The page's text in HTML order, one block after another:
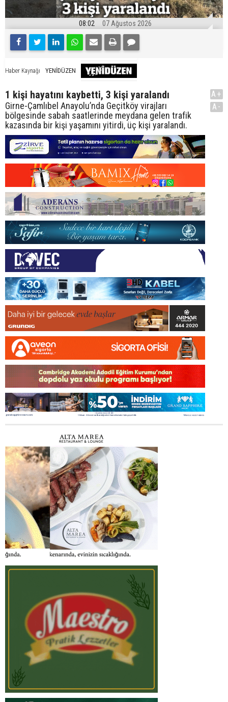
08:02 07 Ağustos 2026
Haber Kaynağı YENİDÜZEN
1 kişi hayatını kaybetti, 3 kişi yaralandı
Girne-Çamlıbel Anayolu’nda Geçitköy virajları
bölgesinde sabah saatlerinde meydana gelen trafik
kazasında bir kişi yaşamını yitirdi, üç kişi yaralandı.
A+
A-